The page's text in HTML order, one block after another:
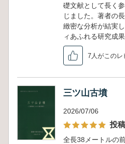
礎文献として長く
じました。著者の
緻密な分析が結実
ィあふれる研究成果
7人がこのレ
三ツ山古墳
2026/07/06
投
全長38メートルの